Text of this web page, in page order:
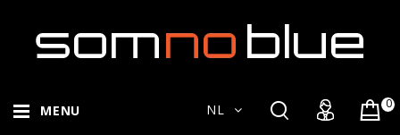
MENU 0
NL